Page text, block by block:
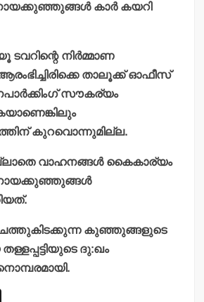
നായക്കുഞ്ഞുങ്ങള്‍ കാര്‍ കയറി
നിര്‍മ്മാണ
താലൂക്ക് ഓഫീസ്
സൗകര്യം
കുറവൊന്നുമില്ല.
വാഹനങ്ങള്‍ കൈകാര്യം
ചത്തുകിടക്കുന്ന കുഞ്ഞുങ്ങളുടെ
ദു:ഖം